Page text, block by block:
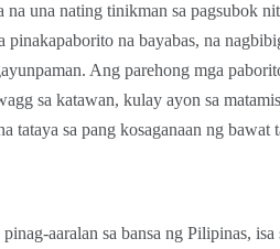
na una nating tinikman sa pagsubok
na bayabas, na
Ang parehong mga
sa katawan, kulay ayon sa
tataya sa pang kosaganaan ng bawat
aaralan sa bansa ng Pilipinas, isa